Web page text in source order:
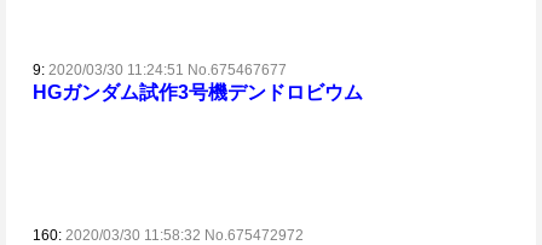
9: 2020/03/30 11:24:51 No.675467677
HGガンダム試作3号機デンドロビウム
160: 2020/03/30 11:58:32 No.675472972